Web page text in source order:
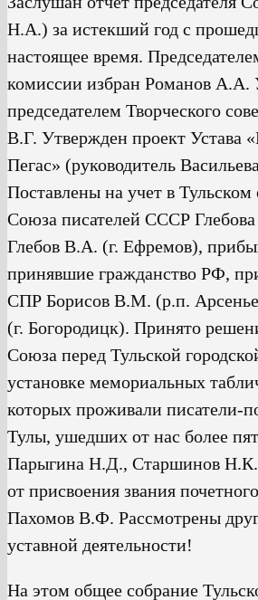
Н.А.) за истекший год с
настоящее время.
комиссии избран Романов А.А.
председателем Творческого
В.Г. Утвержден проект Устава
Пегас» (руководитель
Поставлены на учет в Тульском
Союза писателей СССР
Глебов В.А. (г. Ефремов),
принявшие гражданство РФ,
СПР Борисов В.М. (р.п.
(г. Богородицк). Принято
Союза перед Тульской
установке мемориальных
которых проживали писатели-
Тулы, ушедших от нас более
Парыгина Н.Д., Старшинов Н.К.
от присвоения звания
Пахомов В.Ф. Рассмотрены
уставной деятельности!
На этом общее собрание